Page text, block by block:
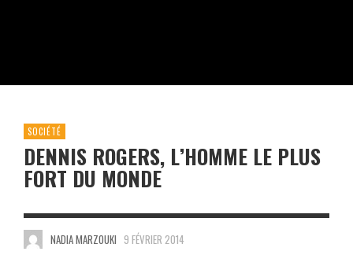
SOCIÉTÉ
DENNIS ROGERS, L’HOMME LE PLUS
FORT DU MONDE
NADIA MARZOUKI 9 FÉVRIER 2014